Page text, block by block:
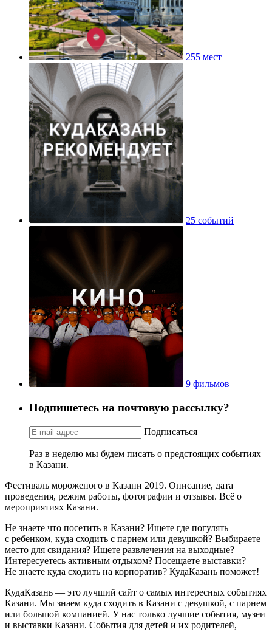
255 мест
25 событий
9 фильмов
Подпишетесь на почтовую рассылку?
Подписаться
Раз в неделю мы будем писать о предстоящих событиях
в Казани.
Фестиваль мороженого в Казани 2019. Описание, дата
проведения, режим работы, фотографии и отзывы. Всё о
мероприятиях Казани.
Не знаете что посетить в Казани? Ищете где погулять
с ребенком, куда сходить с парнем или девушкой? Выбираете
место для свидания? Ищете развлечения на выходные?
Интересуетесь активным отдыхом? Посещаете выставки?
Не знаете куда сходить на корпоратив? КудаКазань поможет!
КудаКазань — это лучший сайт о самых интересных событиях
Казани. Мы знаем куда сходить в Казани с девушкой, с парнем
или большой компанией. У нас только лучшие события, музеи
и выставки Казани. События для детей и их родителей,